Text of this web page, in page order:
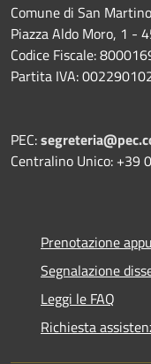
Comune di San
Piazza Aldo Moro, 1 -
Codice Fiscale:
Partita IVA:
PEC:
Centralino Unico: +39
Prenotazione
Segnalazione
Leggi le FAQ
Richiesta